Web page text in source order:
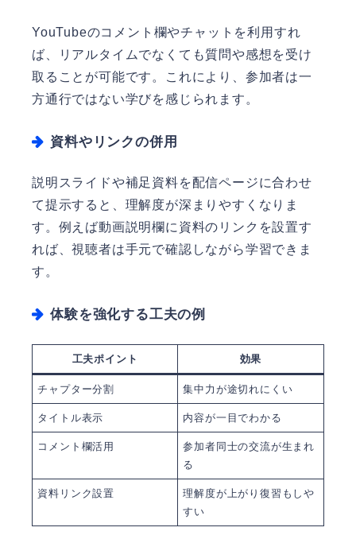
YouTubeのコメント欄やチャットを利用すれ
ば、リアルタイムでなくても質問や感想を受け
取ることが可能です。これにより、参加者は一
方通行ではない学びを感じられます。
資料やリンクの併用
説明スライドや補足資料を配信ページに合わせ
て提示すると、理解度が深まりやすくなりま
す。例えば動画説明欄に資料のリンクを設置す
れば、視聴者は手元で確認しながら学習できま
す。
体験を強化する工夫の例
工夫ポイント 効果
チャプター分割 集中力が途切れにくい
タイトル表示 内容が一目でわかる
コメント欄活用
参加者同士の交流が生まれ
る
資料リンク設置
理解度が上がり復習もしや
すい